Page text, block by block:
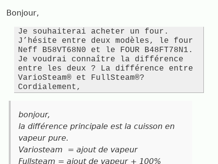
Bonjour,
Je souhaiterai acheter un four.
J’hésite entre deux modèles, le four
Neff B58VT68N0 et le FOUR B48FT78N1.
Je voudrai connaître la différence
entre les deux ? La différence entre
VarioSteam® et FullSteam®?
Cordialement,
bonjour,
la différence principale est la cuisson en
vapeur pure.
Variosteam = ajout de vapeur
Fullsteam = ajout de vapeur + 100%